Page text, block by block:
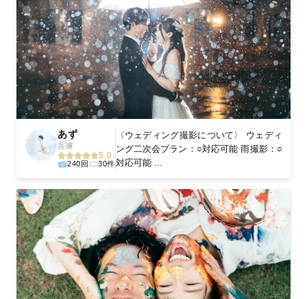
あず
兵庫
5.0
240回 30件
〈ウェディング撮影について〉 ウェディ
ング二次会プラン：○対応可能 雨撮影：○
対応可能 ...